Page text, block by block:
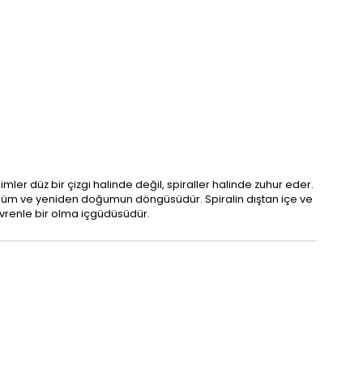
düz bir çizgi halinde değil, spiraller halinde zuhur eder.
ve yeniden doğumun döngüsüdür. Spiralin dıştan içe ve
bir olma içgüdüsüdür.